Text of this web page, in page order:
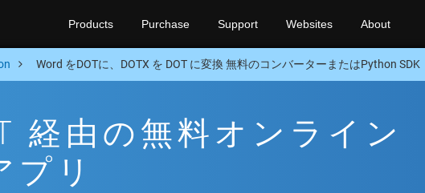
Products Purchase Support Websites About
Word をDOTに、DOTX を DOT に変換 無料のコンバーターまたはPython SDK
経由の無料オンライン
リ